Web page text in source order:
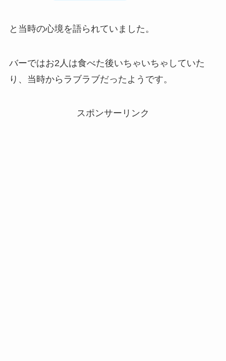
と当時の心境を語られていました。
バーではお2人は食べた後いちゃいちゃしていた
り、当時からラブラブだったようです。
スポンサーリンク